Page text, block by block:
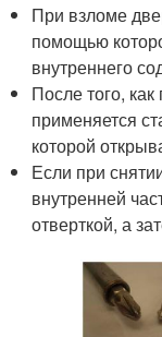
При взломе
помощью
внутреннего
После того, как
применяется
которой
Если при
внутренней
отверткой, а